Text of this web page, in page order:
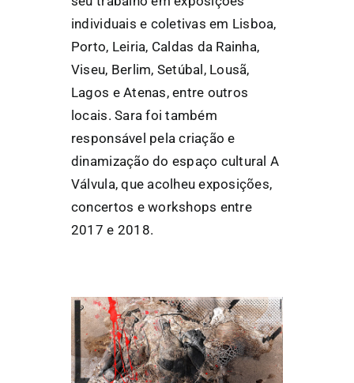
individuais e coletivas em Lisboa,
Porto, Leiria, Caldas da Rainha,
Viseu, Berlim, Setúbal, Lousã,
Lagos e Atenas, entre outros
locais. Sara foi também
responsável pela criação e
dinamização do espaço cultural A
Válvula, que acolheu exposições,
concertos e workshops entre
2017 e 2018.